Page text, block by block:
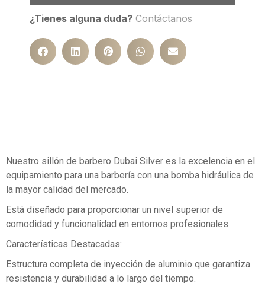
¿Tienes alguna duda? Contáctanos
Nuestro sillón de barbero Dubai Silver es la excelencia en el
equipamiento para una barbería con una bomba hidráulica de
la mayor calidad del mercado.
Está diseñado para proporcionar un nivel superior de
comodidad y funcionalidad en entornos profesionales
Características Destacadas:
Estructura completa de inyección de aluminio que garantiza
resistencia y durabilidad a lo largo del tiempo.